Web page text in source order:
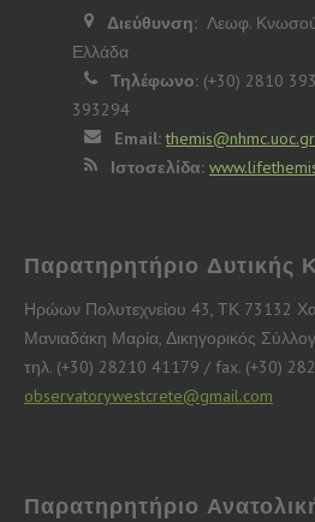
Διεύθυνση: Λεωφ.
Ελλάδα
Τηλέφωνο: (+30) 2810
393294
Email: themis@nhmc.uoc.gr
Ιστοσελίδα:
Παρατηρητήριο Δυτικής
Ηρώων Πολυτεχνείου 43, ΤΚ 73132
Μανιαδάκη Μαρία, Δικηγορικός
τηλ. (+30) 28210 41179 / fax. (+30)
observatorywestcrete@gmail.com
Παρατηρητήριο